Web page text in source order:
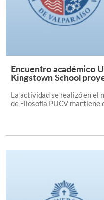
Encuentro académico
Kingstown School
La actividad se realizó en el
de Filosofía PUCV mantiene